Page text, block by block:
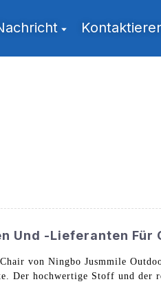
Und -Lieferanten Für
von Ningbo Jusmmile
Der hochwertige Stoff und der